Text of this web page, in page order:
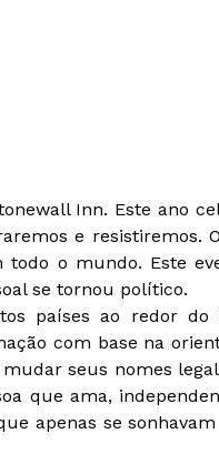
Inn. Este ano
e resistiremos.
o mundo. Este
se tornou político.
países ao redor do
com base na
seus nomes
que ama,
apenas se